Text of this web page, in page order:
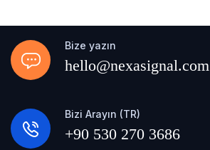
Bize yazın
hello@nexasignal.com
Bizi Arayın (TR)
+90 530 270 3686